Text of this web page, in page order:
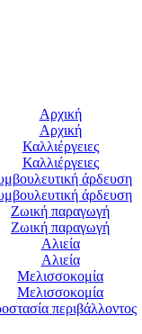
Αρχική
Αρχική
Καλλιέργειες
Καλλιέργειες
άρδευση
άρδευση
Ζωική παραγωγή
Ζωική παραγωγή
Αλιεία
Αλιεία
Μελισσοκομία
Μελισσοκομία
περιβάλλοντος